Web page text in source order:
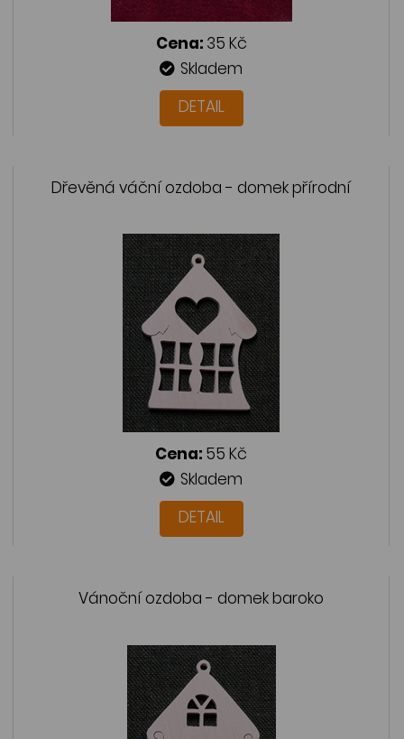
Cena: 35 Kč
Skladem
DETAIL
Dřevěná váční ozdoba - domek přírodní
Cena: 55 Kč
Skladem
DETAIL
Vánoční ozdoba - domek baroko